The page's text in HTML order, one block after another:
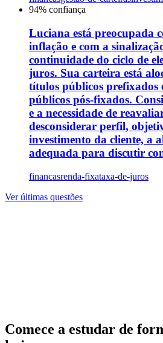
94% confiança
Luciana está preocupada
inflação e com a
continuidade do ciclo de
juros. Sua carteira está
títulos públicos prefixados
públicos pós-fixados.
e a necessidade de
desconsiderar perfil,
investimento da cliente, a
adequada para discutir
financasrenda-fixataxa-de-juros
Ver últimas questões
Comece a estudar de